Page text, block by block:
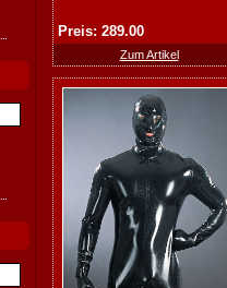
Preis: 289.00
Zum Artikel